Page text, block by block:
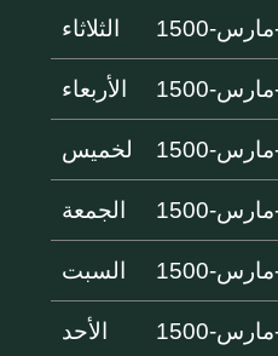
الثلاثاء
الأربعاء
لخميس
الجمعة
السبت
الأحد